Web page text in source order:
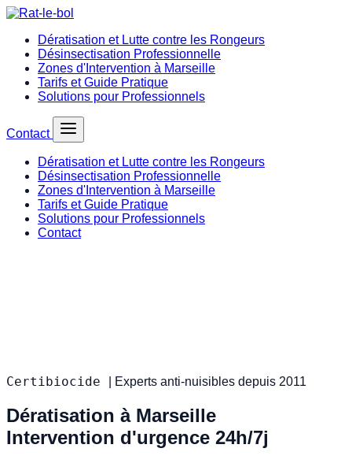
Dératisation et Lutte contre les Rongeurs
Désinsectisation Professionnelle
Zones d'Intervention à Marseille
Tarifs et Guide Pratique
Solutions pour Professionnels
Contact
Dératisation et Lutte contre les Rongeurs
Désinsectisation Professionnelle
Zones d'Intervention à Marseille
Tarifs et Guide Pratique
Solutions pour Professionnels
Contact
Certibiocide Experts anti-nuisibles depuis 2011
Dératisation à Marseille
Intervention d'urgence 24h/7j